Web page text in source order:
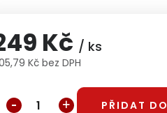
Kč / ks
Kč bez DPH
PŘIDAT DO